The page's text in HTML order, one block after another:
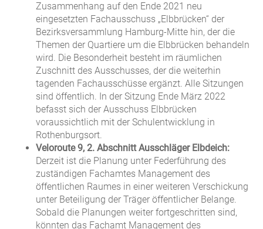
Zusammenhang auf den Ende 2021 neu
eingesetzten Fachausschuss „Elbbrücken“ der
Bezirksversammlung Hamburg-Mitte hin, der die
Themen der Quartiere um die Elbbrücken behandeln
wird. Die Besonderheit besteht im räumlichen
Zuschnitt des Ausschusses, der die weiterhin
tagenden Fachausschüsse ergänzt. Alle Sitzungen
sind öffentlich. In der Sitzung Ende März 2022
befasst sich der Ausschuss Elbbrücken
voraussichtlich mit der Schulentwicklung in
Rothenburgsort.
Veloroute 9, 2. Abschnitt Ausschläger Elbdeich:
Derzeit ist die Planung unter Federführung des
zuständigen Fachamtes Management des
öffentlichen Raumes in einer weiteren Verschickung
unter Beteiligung der Träger öffentlicher Belange.
Sobald die Planungen weiter fortgeschritten sind,
könnten das Fachamt Management des